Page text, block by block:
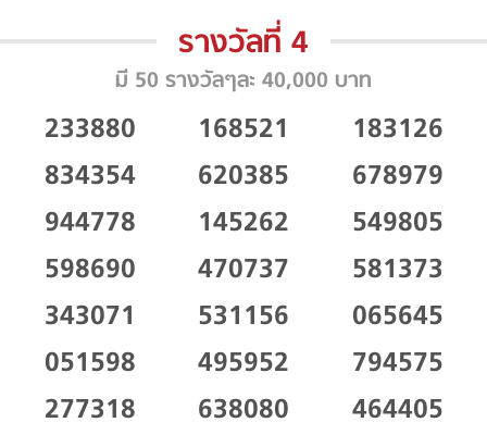
รางวัลที่ 4
มี 50 รางวัลๆละ 40,000 บาท
233880 168521
183126
834354
620385
678979
944778
145262
549805
598690
470737
581373
343071
531156
065645
051598
495952
794575
277318
638080
464405